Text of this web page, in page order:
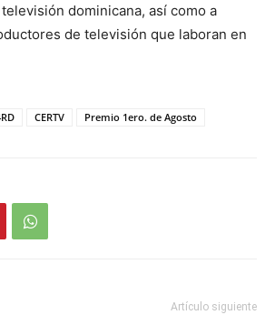
dominicana, así como a
de televisión que laboran en
CERTV Premio 1ero. de Agosto
Artículo siguiente